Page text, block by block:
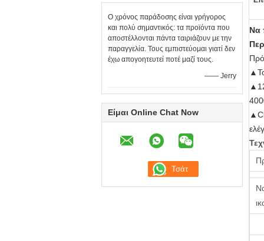
Ο χρόνος παράδοσης είναι γρήγορος
και πολύ σημαντικός: τα προϊόντα που
αποστέλλονται πάντα ταιριάζουν με την
παραγγελία. Τους εμπιστεύομαι γιατί δεν
έχω απογοητευτεί ποτέ μαζί τους.
—— Jerry
Είμαι Online Chat Now
Να